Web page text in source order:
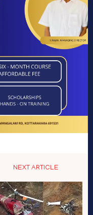
NEXT ARTICLE